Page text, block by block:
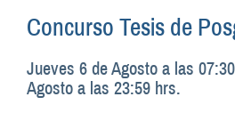
Concurso Tesis de
Jueves 6 de Agosto a las
Agosto a las 23:59 hrs.